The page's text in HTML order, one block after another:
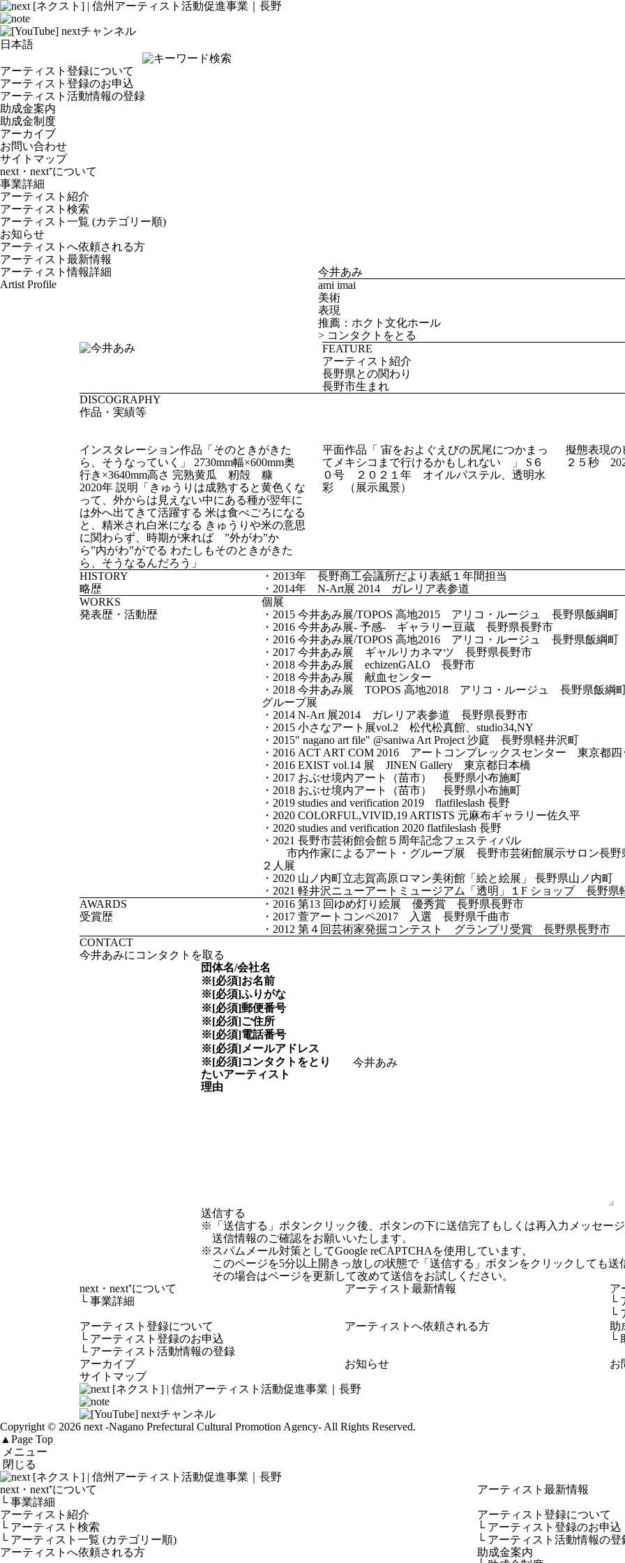
next・next⁺について
事業詳細
アーティスト紹介
アーティスト検索
アーティスト一覧 (カテゴリー順)
お知らせ
アーティストへ依頼される方
アーティスト最新情報
アーティスト登録について
アーティスト登録のお申込
アーティスト活動情報の登録
助成金案内
助成金制度
アーカイブ
お問い合わせ
サイトマップ
アーティスト情報詳細
Artist Profile
今井あみ
ami imai
美術
表現
推薦：ホクト文化ホール
> コンタクトをとる
FEATURE
アーティスト紹介
長野県との関わり
長野市生まれ
DISCOGRAPHY
作品・実績等
インスタレーション作品「そのときがきた
ら、そうなっていく」 2730mm幅×600mm奥
行き×3640mm高さ 完熟黄瓜 籾殻 糠
2020年 説明「きゅうりは成熟すると黄色くな
って、外からは見えない中にある種が翌年に
は外へ出てきて活躍する 米は食べごろになる
と、精米され白米になる きゅうりや米の意思
に関わらず、時期が来れば ”外がわ”か
ら”内がわ”がでる わたしもそのときがきた
ら、そうなるんだろう」
平面作品「 宙をおよぐえびの尻尾につかまっ
てメキシコまで行けるかもしれない 」 S６
０号 ２０２１年 オイルパステル、透明水
彩 （展示風景）
擬態表現の
２５秒
HISTORY
略歴
・2013年 長野商工会議所だより表紙１年間担当
・2014年 N-Art展 2014 ガレリア表参道
WORKS
発表歴・活動歴
個展
・2015 今井あみ展/TOPOS 高地2015 アリコ・ルージュ 長野県飯綱町
・2016 今井あみ展- 予感- ギャラリー豆蔵 長野県長野市
・2016 今井あみ展/TOPOS 高地2016 アリコ・ルージュ 長野県飯綱町
・2017 今井あみ展 ギャルリカネマツ 長野県長野市
・2018 今井あみ展 echizenGALO 長野市
・2018 今井あみ展 献血センター
・2018 今井あみ展 TOPOS 高地2018 アリコ・ルージュ 長野県飯綱
グループ展
・2014 N-Art 展2014 ガレリア表参道 長野県長野市
・2015 小さなアート展vol.2 松代松真館、studio34,NY
・2015" nagano art file" @saniwa Art Project 沙庭 長野県軽井沢町
・2016 ACT ART COM 2016 アートコンプレックスセンター 東京都四
・2016 EXIST vol.14 展 JINEN Gallery 東京都日本橋
・2017 おぶせ境内アート（苗市） 長野県小布施町
・2018 おぶせ境内アート（苗市） 長野県小布施町
・2019 studies and verification 2019 flatfileslash 長野
・2020 COLORFUL,VIVID,19 ARTISTS 元麻布ギャラリー佐久平
・2020 studies and verification 2020 flatfileslash 長野
・2021 長野市芸術館会館５周年記念フェスティバル
市内作家によるアート・グループ展 長野市芸術館展示サロン長野
２人展
・2020 山ノ内町立志賀高原ロマン美術館「絵と絵展」 長野県山ノ内町
・2021 軽井沢ニューアートミュージアム「透明」１F ショップ 長野
AWARDS
受賞歴
・2016 第13 回ゆめ灯り絵展 優秀賞 長野県長野市
・2017 萱アートコンペ2017 入選 長野県千曲市
・2012 第４回芸術家発掘コンテスト グランプリ受賞 長野県長野市
CONTACT
今井あみにコンタクトを取る
団体名/会社名
※[必須]お名前
※[必須]ふりがな
※[必須]郵便番号
※[必須]ご住所
※[必須]電話番号
※[必須]メールアドレス
※[必須]コンタクトをとり
たいアーティスト
理由
※「送信する」ボタンクリック後、ボタンの下に送信完了もしくは再入力メッセージ
送信情報のご確認をお願いいたします。
※スパムメール対策としてGoogle reCAPTCHAを使用しています。
このページを5分以上開きっ放しの状態で「送信する」ボタンをクリックしても送
その場合はページを更新して改めて送信をお試しください。
next・next⁺について
└事業詳細
アーティスト最新情報
ア
└
└
アーティスト登録について
└ アーティスト登録のお申込
└ アーティスト活動情報の登録
アーティストへ依頼される方
助
└
アーカイブ お知らせ
お
サイトマップ
Copyright © 2026 next -Nagano Prefectural Cultural Promotion Agency- All Rights Reserved.
▲ Page Top
メニュー
閉じる
next・next⁺について
└ 事業詳細
アーティスト最新情報
アーティスト紹介
└ アーティスト検索
└ アーティスト一覧 (カテゴリー順)
アーティスト登録について
└ アーティスト登録のお申込
└ アーティスト活動情報の登
アーティストへ依頼される方
助成金案内